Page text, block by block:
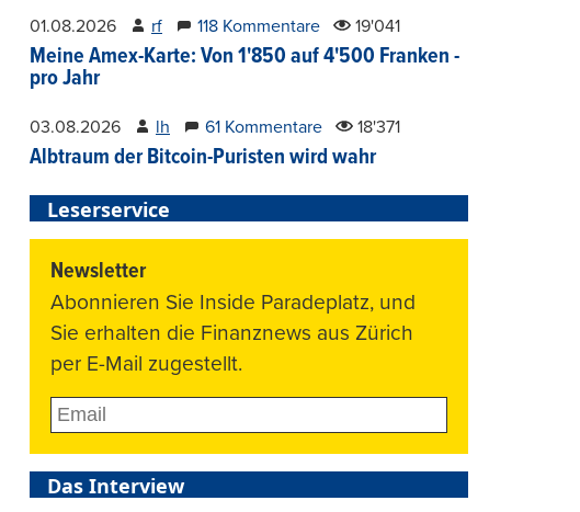
01.08.2026 rf 118 Kommentare 19'041
Meine Amex-Karte: Von 1'850 auf 4'500 Franken -
pro Jahr
03.08.2026 lh 61 Kommentare 18'371
Albtraum der Bitcoin-Puristen wird wahr
Leserservice
Newsletter
Abonnieren Sie Inside Paradeplatz, und
Sie erhalten die Finanznews aus Zürich
per E-Mail zugestellt.
Das Interview